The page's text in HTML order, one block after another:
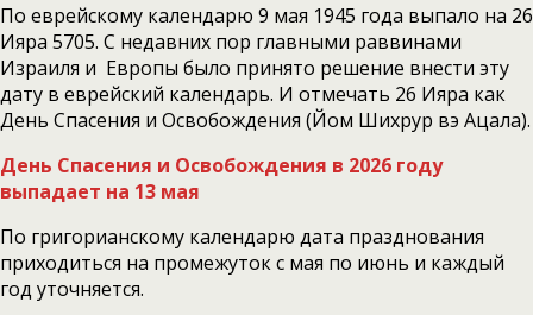
По еврейскому календарю 9 мая 1945 года выпало на 26
Ияра 5705. С недавних пор главными раввинами
Израиля и Европы было принято решение внести эту
дату в еврейский календарь. И отмечать 26 Ияра как
День Спасения и Освобождения (Йом Шихрур вэ Ацала).
День Спасения и Освобождения в 2026 году
выпадает на 13 мая
По григорианскому календарю дата празднования
приходиться на промежуток с мая по июнь и каждый
год уточняется.